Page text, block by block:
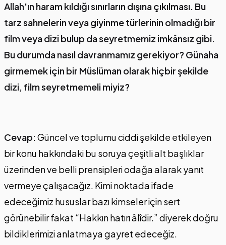
Allah'ın haram kıldığı sınırların dışına çıkılması. Bu
tarz sahnelerin veya giyinme türlerinin olmadığı bir
film veya dizi bulup da seyretmemiz imkânsız gibi.
Bu durumda nasıl davranmamız gerekiyor? Günaha
girmemek için bir Müslüman olarak hiçbir şekilde
dizi, film seyretmemeli miyiz?
Cevap:Güncel ve toplumu ciddi şekilde etkileyen
bir konu hakkındaki bu soruya çeşitli alt başlıklar
üzerinden ve belli prensipleri odağa alarak yanıt
vermeye çalışacağız. Kimi noktada ifade
edeceğimiz hususlar bazı kimseler için sert
görünebilir fakat “Hakkın hatırı âlîdir.” diyerek doğru
bildiklerimizi anlatmaya gayret edeceğiz.